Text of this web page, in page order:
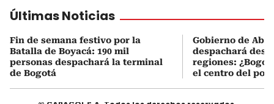
Últimas Noticias
Fin de semana festivo por la
Batalla de Boyacá: 190 mil
personas despachará la terminal
de Bogotá
Gobierno de
despachará
regiones:
el centro del